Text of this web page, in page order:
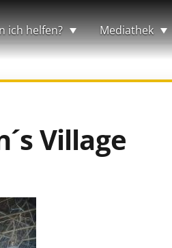
ich helfen? Mediathek
Village